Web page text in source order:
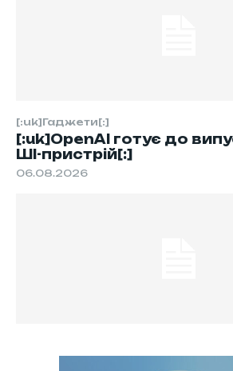
[:uk]Гаджети[:]
[:uk]OpenAI готує до
ШІ-пристрій[:]
06.08.2026